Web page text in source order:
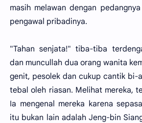
masih melawan dengan
pengawal pribadinya.
"Tahan senjata!" tiba-tiba
dan muncullah dua orang wanita
genit, pesolek dan cukup cantik bi-
tebal oleh riasan. Melihat mereka,
Ia mengenal mereka karena
itu bukan lain adalah Jeng-bin